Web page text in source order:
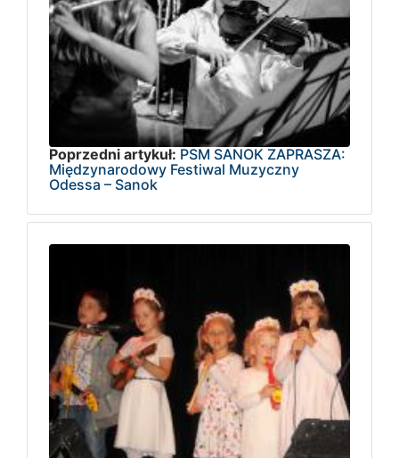
Poprzedni artykuł: PSM SANOK ZAPRASZA:
Międzynarodowy Festiwal Muzyczny
Odessa – Sanok